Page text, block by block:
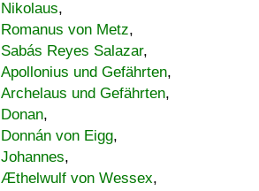
Nikolaus,
Romanus von Metz,
Sabás Reyes Salazar,
Apollonius und Gefährten,
Archelaus und Gefährten,
Donan,
Donnán von Eigg,
Johannes,
Æthelwulf von Wessex,